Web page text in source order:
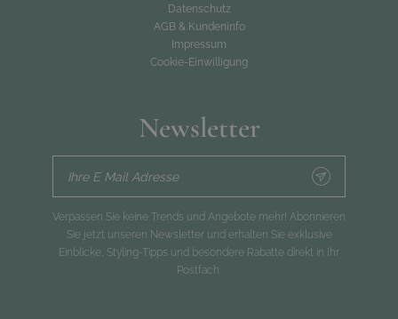
Datenschutz
AGB & Kundeninfo
Impressum
Cookie-Einwilligung
Newsletter
Ihre E Mail Adresse
Verpassen Sie keine Trends und Angebote mehr! Abonnieren
Sie jetzt unseren Newsletter und erhalten Sie exklusive
Einblicke, Styling-Tipps und besondere Rabatte direkt in Ihr
Postfach.